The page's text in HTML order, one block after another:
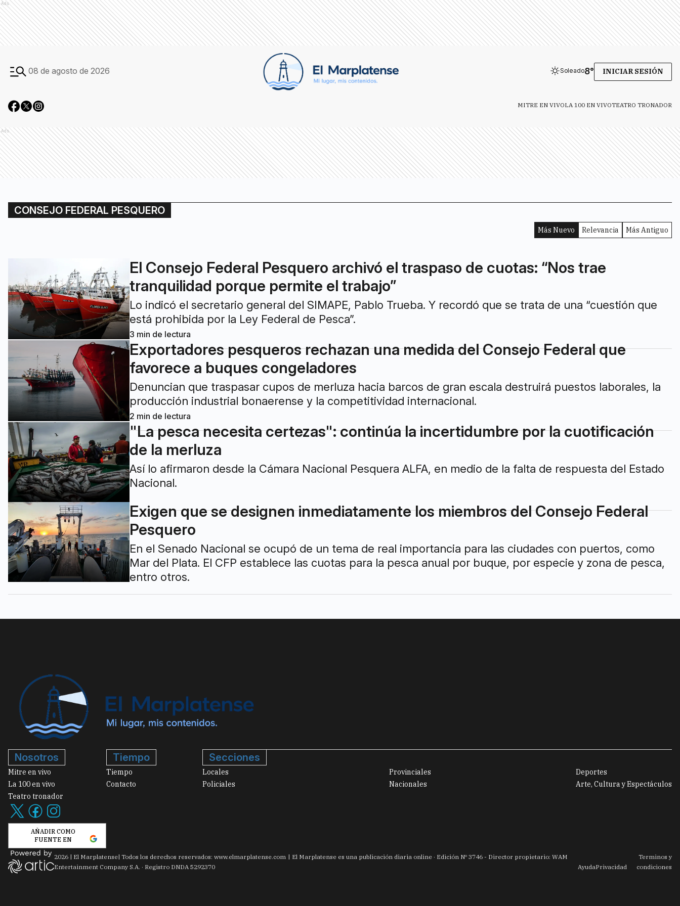
Ads
08 de agosto de 2026 Soleado8° INICIAR SESIÓN
MITRE EN VIVOLA 100 EN VIVOTEATRO TRONADOR
Ads
CONSEJO FEDERAL PESQUERO
Más Nuevo Relevancia Más Antiguo
El Consejo Federal Pesquero archivó el traspaso de cuotas: “Nos trae
tranquilidad porque permite el trabajo”
Lo indicó el secretario general del SIMAPE, Pablo Trueba. Y recordó que se trata de una “cuestión que
está prohibida por la Ley Federal de Pesca”.
3 min de lectura
Exportadores pesqueros rechazan una medida del Consejo Federal que
favorece a buques congeladores
Denuncian que traspasar cupos de merluza hacia barcos de gran escala destruirá puestos laborales, la
producción industrial bonaerense y la competitividad internacional.
2 min de lectura
"La pesca necesita certezas": continúa la incertidumbre por la cuotificación
de la merluza
Así lo afirmaron desde la Cámara Nacional Pesquera ALFA, en medio de la falta de respuesta del Estado
Nacional.
Exigen que se designen inmediatamente los miembros del Consejo Federal
Pesquero
En el Senado Nacional se ocupó de un tema de real importancia para las ciudades con puertos, como
Mar del Plata. El CFP establece las cuotas para la pesca anual por buque, por especie y zona de pesca,
entro otros.
Nosotros
Mitre en vivo
La 100 en vivo
Teatro tronador
AÑADIR COMO
FUENTE EN
Tiempo
Tiempo
Contacto
Secciones
Locales
Policiales
Provinciales
Nacionales
Deportes
Arte, Cultura y Espectáculos
2026 | El Marplatense| Todos los derechos reservados: www.elmarplatense.com El Marplatense es una publicación diaria online · Edición Nº 3746 - Director propietario: WAM
Entertainment Company S.A. · Registro DNDA 5292370
AyudaPrivacidad
Terminos y
condiciones